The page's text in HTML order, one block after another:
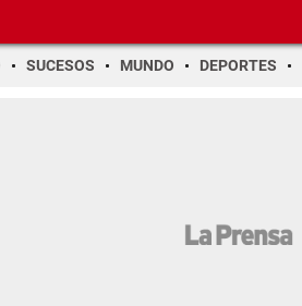
SUCESOS MUNDO DEPORTES